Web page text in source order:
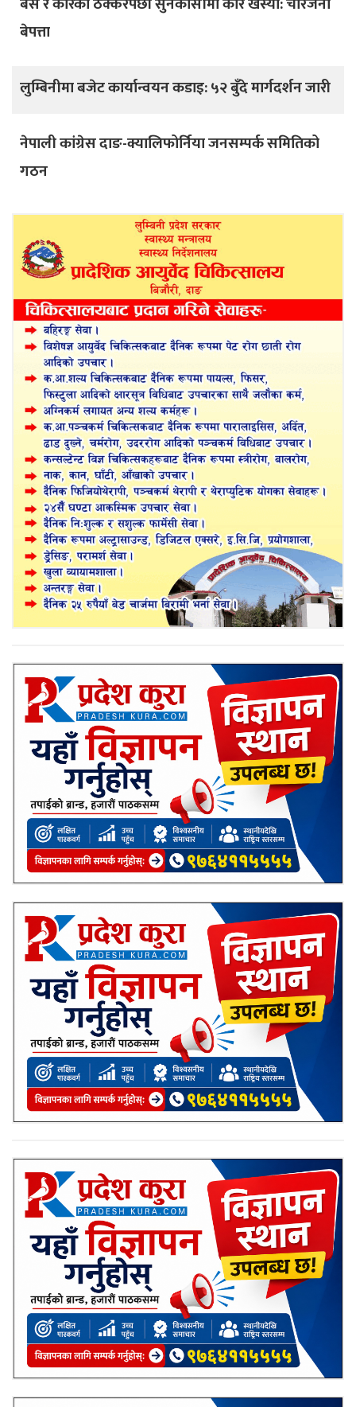
बेपत्ता
लुम्बिनीमा बजेट कार्यान्वयन कडाइ: ५२ बुँदे मार्गदर्शन जारी
नेपाली कांग्रेस दाङ-क्यालिफोर्निया जनसम्पर्क समितिको
गठन